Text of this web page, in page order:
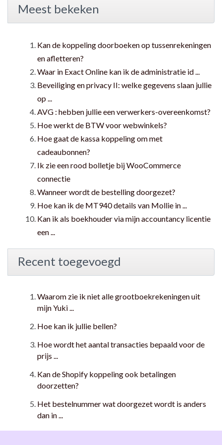
Meest bekeken
Kan de koppeling doorboeken op tussenrekeningen
en afletteren?
Waar in Exact Online kan ik de administratie id ...
Beveiliging en privacy II: welke gegevens slaan jullie
op ...
AVG : hebben jullie een verwerkers-overeenkomst?
Hoe werkt de BTW voor webwinkels?
Hoe gaat de kassa koppeling om met
cadeaubonnen?
Ik zie een rood bolletje bij WooCommerce
connectie
Wanneer wordt de bestelling doorgezet?
Hoe kan ik de MT940 details van Mollie in ...
Kan ik als boekhouder via mijn accountancy licentie
een ...
Recent toegevoegd
Waarom zie ik niet alle grootboekrekeningen uit
mijn Yuki ...
Hoe kan ik jullie bellen?
Hoe wordt het aantal transacties bepaald voor de
prijs ...
Kan de Shopify koppeling ook betalingen
doorzetten?
Het bestelnummer wat doorgezet wordt is anders
dan in ...